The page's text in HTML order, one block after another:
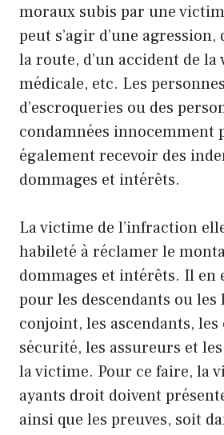
moraux subis par une
peut s’agir d’une agression,
la route, d’un accident de la
médicale, etc. Les
d’escroqueries ou des
condamnées innocemment
également recevoir des
dommages et intérêts.
La victime de l’infraction
habileté à réclamer le
dommages et intérêts. Il en
pour les descendants ou
conjoint, les ascendants, les
sécurité, les assureurs et
la victime. Pour ce faire, la
ayants droit doivent
ainsi que les preuves, soit